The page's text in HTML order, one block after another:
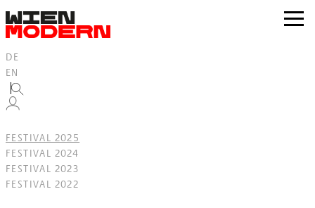
springen
zur
DE
EN
FESTIVAL 2025
FESTIVAL 2024
FESTIVAL 2023
FESTIVAL 2022